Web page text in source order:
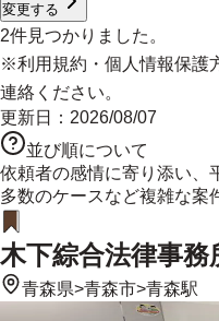
変更する
2件見つかりました。
※利用規約 ・ 個人情報保護
連絡ください。
更新日： 2026/08/07
並び順について
依頼者の感情に寄り添い、
多数のケースなど複雑な案
木下綜合法律事務
青森県>青森市>青森駅